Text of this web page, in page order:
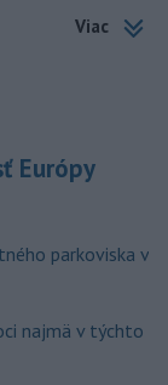
Viac
Európy
parkoviska v
najmä v týchto